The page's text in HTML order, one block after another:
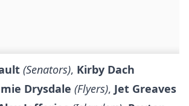
(Senators), Kirby Dach
Drysdale (Flyers), Jet Greaves